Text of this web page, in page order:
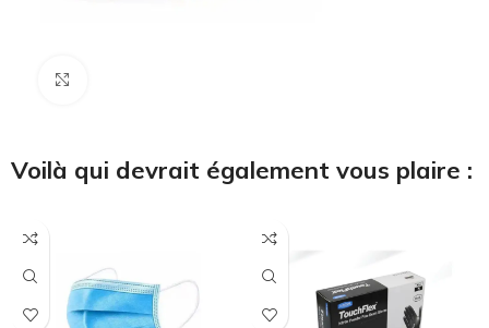
Voilà qui devrait également vous plaire :